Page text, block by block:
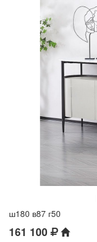
ш180 в87 г50
161 100